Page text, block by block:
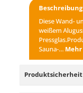
Beschreibung
Diese Wand-
weißem
Sauna-… Mehr
Produktsicherheit